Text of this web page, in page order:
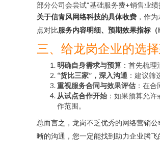
部分公司会尝试“基础服务费+销售业
关于信青风网络科技的具体收费 ，作
点对比服务内容明细、预期效果指标
三、给龙岗企业的选
明确自身需求与预算 ：首先梳
“货比三家”，深入沟通 ：建议
重视服务合同与效果评估 ：在
从试点合作开始 ：如果预算允
作范围。
总而言之，龙岗不乏优秀的网络营销
晰的沟通，您一定能找到助力企业腾飞